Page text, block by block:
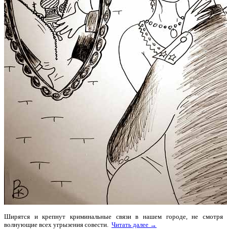
Ширятся и крепнут криминальные связи в нашем городе, не смотря
волнующие всех угрызения совести. Читать далее →